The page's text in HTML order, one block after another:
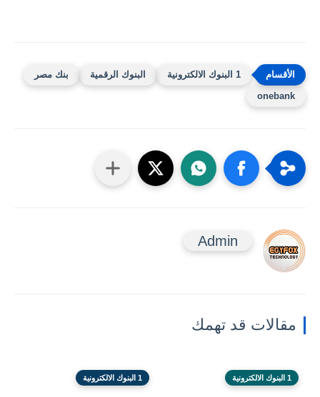
1 البنوك الالكترونية البنوك الرقمية
بنك مصر
onebank
Admin
مقالات قد تهمك
1 البنوك الالكترونية 1 البنوك الالكترونية